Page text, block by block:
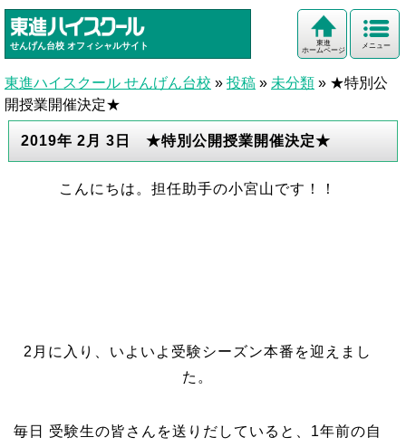
せんげん台校 オフィシャルサイト メニュー
東進
ホームページ
東進ハイスクール せんげん台校 » 投稿 » 未分類 » ★特別公
開授業開催決定★
2019年 2月 3日 ★特別公開授業開催決定★
こんにちは。担任助手の小宮山です！！
2月に入り、いよいよ受験シーズン本番を迎えまし
た。
毎日 受験生の皆さんを送りだしていると、1年前の自